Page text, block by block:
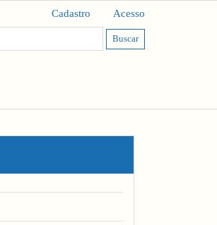
Cadastro Acesso
Buscar